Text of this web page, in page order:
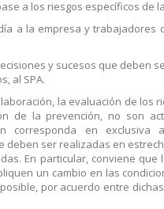
a los riesgos específicos de
a la empresa y trabajadores
y sucesos que deben
al SPA.
la evaluación de los
de la prevención, no son
corresponda en exclusiva
deben ser realizadas en
En particular, conviene que
un cambio en las
por acuerdo entre